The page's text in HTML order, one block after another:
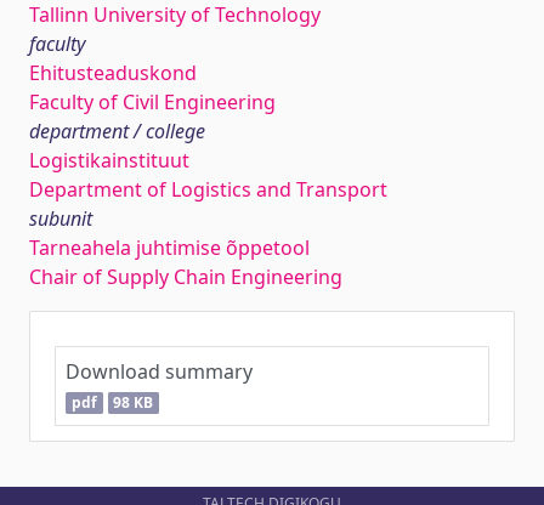
Tallinn University of Technology
faculty
Ehitusteaduskond
Faculty of Civil Engineering
department / college
Logistikainstituut
Department of Logistics and Transport
subunit
Tarneahela juhtimise õppetool
Chair of Supply Chain Engineering
Download summary
pdf 98 KB